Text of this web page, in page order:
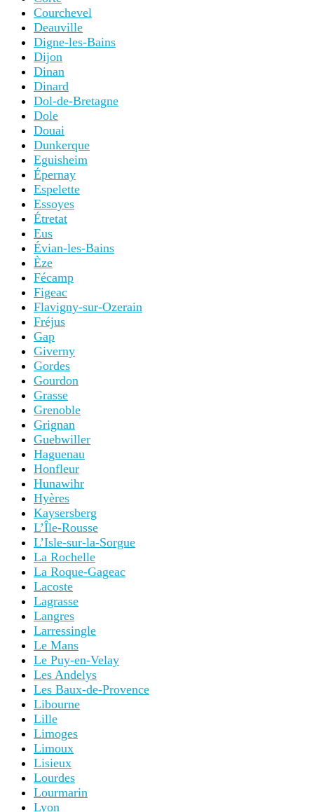
Courchevel
Deauville
Digne-les-Bains
Dijon
Dinan
Dinard
Dol-de-Bretagne
Dole
Douai
Dunkerque
Eguisheim
Épernay
Espelette
Essoyes
Étretat
Eus
Évian-les-Bains
Èze
Fécamp
Figeac
Flavigny-sur-Ozerain
Fréjus
Gap
Giverny
Gordes
Gourdon
Grasse
Grenoble
Grignan
Guebwiller
Haguenau
Honfleur
Hunawihr
Hyères
Kaysersberg
L’Île-Rousse
L’Isle-sur-la-Sorgue
La Rochelle
La Roque-Gageac
Lacoste
Lagrasse
Langres
Larressingle
Le Mans
Le Puy-en-Velay
Les Andelys
Les Baux-de-Provence
Libourne
Lille
Limoges
Limoux
Lisieux
Lourdes
Lourmarin
Lyon